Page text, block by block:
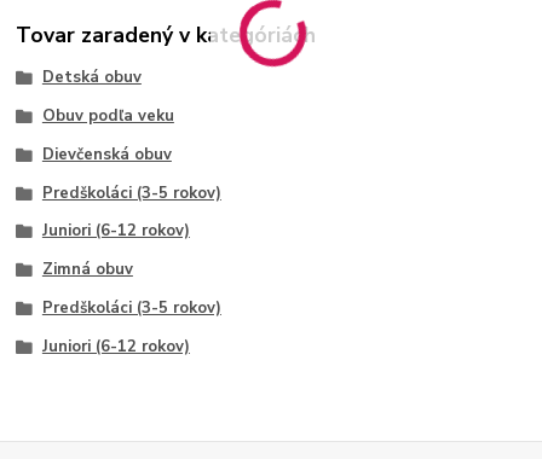
Tovar zaradený v kategóriách
Detská obuv
Obuv podľa veku
Dievčenská obuv
Predškoláci (3-5 rokov)
Juniori (6-12 rokov)
Zimná obuv
Predškoláci (3-5 rokov)
Juniori (6-12 rokov)